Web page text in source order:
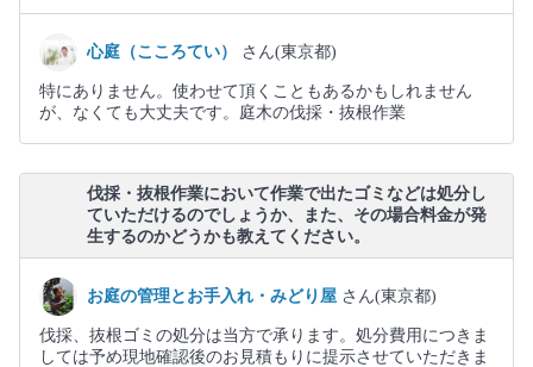
心庭（こころてい） さん(東京都)
特にありません。使わせて頂くこともあるかもしれません
が、なくても大丈夫です。庭木の伐採・抜根作業
伐採・抜根作業において作業で出たゴミなどは処分し
ていただけるのでしょうか、また、その場合料金が発
生するのかどうかも教えてください。
お庭の管理とお手入れ・みどり屋 さん(東京都)
伐採、抜根ゴミの処分は当方で承ります。処分費用につきま
しては予め現地確認後のお見積もりに提示させていただきま